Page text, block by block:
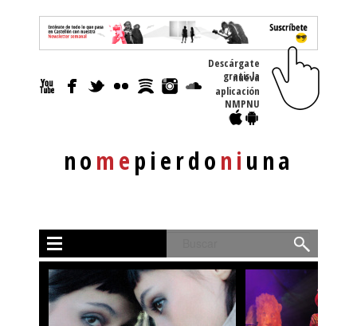
nomepierdoniuna
Descárgate
gratis la nueva
aplicación
NMPNU